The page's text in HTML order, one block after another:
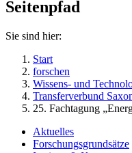
Seitenpfad
Sie sind hier:
Start
forschen
Wissens- und
Transferverbund
25. Fachtagung
Aktuelles
Forschungsgrundsätze